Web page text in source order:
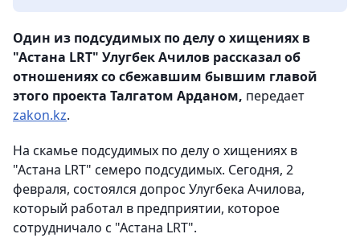
Один из подсудимых по делу о хищениях в
"Астана LRT" Улугбек Ачилов рассказал об
отношениях со сбежавшим бывшим главой
этого проекта Талгатом Арданом, передает
zakon.kz.
На скамье подсудимых по делу о хищениях в
"Астана LRT" семеро подсудимых. Сегодня, 2
февраля, состоялся допрос Улугбека Ачилова,
который работал в предприятии, которое
сотрудничало с "Астана LRT".